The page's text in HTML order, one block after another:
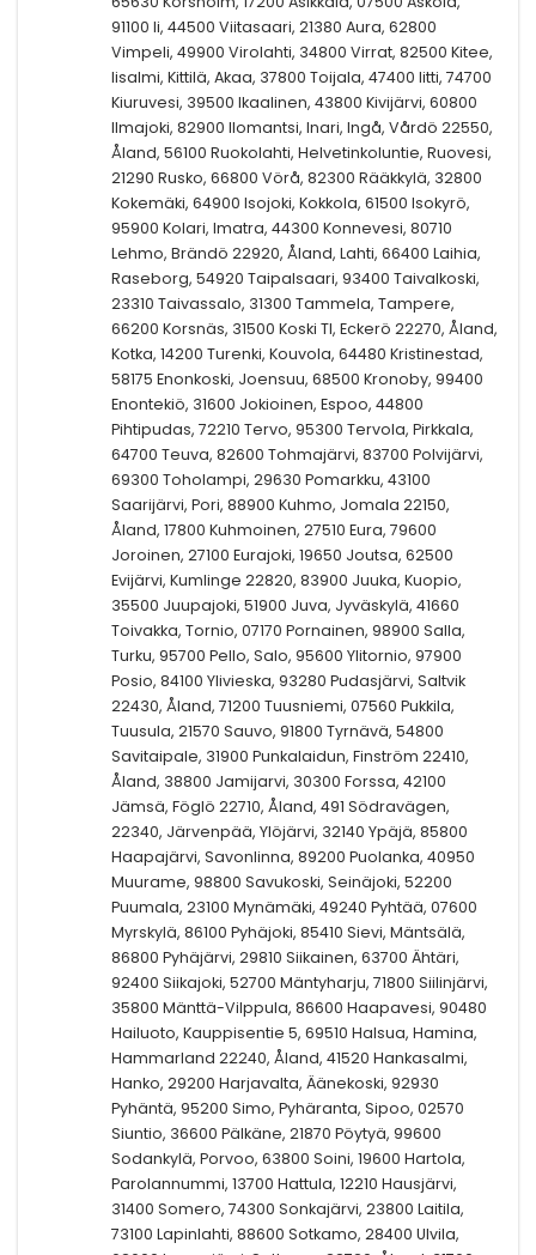
91100 Ii, 44500 Viitasaari, 21380 Aura, 62800
Vimpeli, 49900 Virolahti, 34800 Virrat, 82500 Kitee,
Iisalmi, Kittilä, Akaa, 37800 Toijala, 47400 Iitti, 74700
Kiuruvesi, 39500 Ikaalinen, 43800 Kivijärvi, 60800
Ilmajoki, 82900 Ilomantsi, Inari, Ingå, Vårdö 22550,
Åland, 56100 Ruokolahti, Helvetinkoluntie, Ruovesi,
21290 Rusko, 66800 Vörå, 82300 Rääkkylä, 32800
Kokemäki, 64900 Isojoki, Kokkola, 61500 Isokyrö,
95900 Kolari, Imatra, 44300 Konnevesi, 80710
Lehmo, Brändö 22920, Åland, Lahti, 66400 Laihia,
Raseborg, 54920 Taipalsaari, 93400 Taivalkoski,
23310 Taivassalo, 31300 Tammela, Tampere,
66200 Korsnäs, 31500 Koski Tl, Eckerö 22270, Åland,
Kotka, 14200 Turenki, Kouvola, 64480 Kristinestad,
58175 Enonkoski, Joensuu, 68500 Kronoby, 99400
Enontekiö, 31600 Jokioinen, Espoo, 44800
Pihtipudas, 72210 Tervo, 95300 Tervola, Pirkkala,
64700 Teuva, 82600 Tohmajärvi, 83700 Polvijärvi,
69300 Toholampi, 29630 Pomarkku, 43100
Saarijärvi, Pori, 88900 Kuhmo, Jomala 22150,
Åland, 17800 Kuhmoinen, 27510 Eura, 79600
Joroinen, 27100 Eurajoki, 19650 Joutsa, 62500
Evijärvi, Kumlinge 22820, 83900 Juuka, Kuopio,
35500 Juupajoki, 51900 Juva, Jyväskylä, 41660
Toivakka, Tornio, 07170 Pornainen, 98900 Salla,
Turku, 95700 Pello, Salo, 95600 Ylitornio, 97900
Posio, 84100 Ylivieska, 93280 Pudasjärvi, Saltvik
22430, Åland, 71200 Tuusniemi, 07560 Pukkila,
Tuusula, 21570 Sauvo, 91800 Tyrnävä, 54800
Savitaipale, 31900 Punkalaidun, Finström 22410,
Åland, 38800 Jamijarvi, 30300 Forssa, 42100
Jämsä, Föglö 22710, Åland, 491 Södravägen,
22340, Järvenpää, Ylöjärvi, 32140 Ypäjä, 85800
Haapajärvi, Savonlinna, 89200 Puolanka, 40950
Muurame, 98800 Savukoski, Seinäjoki, 52200
Puumala, 23100 Mynämäki, 49240 Pyhtää, 07600
Myrskylä, 86100 Pyhäjoki, 85410 Sievi, Mäntsälä,
86800 Pyhäjärvi, 29810 Siikainen, 63700 Ähtäri,
92400 Siikajoki, 52700 Mäntyharju, 71800 Siilinjärvi,
35800 Mänttä-Vilppula, 86600 Haapavesi, 90480
Hailuoto, Kauppisentie 5, 69510 Halsua, Hamina,
Hammarland 22240, Åland, 41520 Hankasalmi,
Hanko, 29200 Harjavalta, Äänekoski, 92930
Pyhäntä, 95200 Simo, Pyhäranta, Sipoo, 02570
Siuntio, 36600 Pälkäne, 21870 Pöytyä, 99600
Sodankylä, Porvoo, 63800 Soini, 19600 Hartola,
Parolannummi, 13700 Hattula, 12210 Hausjärvi,
31400 Somero, 74300 Sonkajärvi, 23800 Laitila,
73100 Lapinlahti, 88600 Sotkamo, 28400 Ulvila,